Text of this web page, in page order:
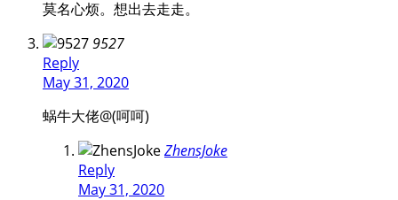
莫名心烦。想出去走走。
9527
Reply
May 31, 2020
蜗牛大佬@(呵呵)
ZhensJoke
Reply
May 31, 2020